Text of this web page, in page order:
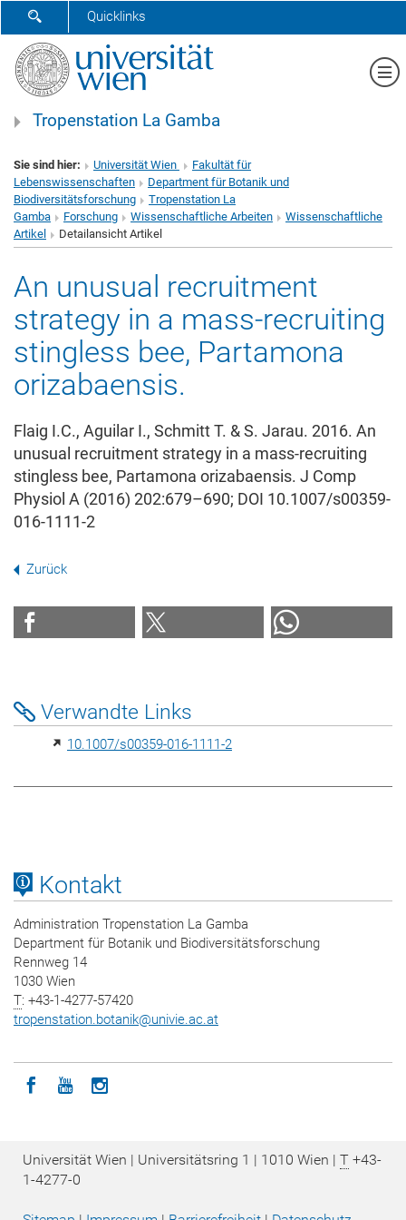
SUCHFORMULAR ÖFFNEN
Quicklinks
Tropenstation La Gamba
Sie sind hier: Universität Wien
Fakultät für
Lebenswissenschaften
Department für Botanik und
Biodiversitätsforschung
Tropenstation La
Gamba
Forschung Wissenschaftliche Arbeiten
Wissenschaftliche
Artikel
Detailansicht Artikel
An unusual recruitment
strategy in a mass‑recruiting
stingless bee, Partamona
orizabaensis.
Flaig I.C., Aguilar I., Schmitt T. & S. Jarau. 2016. An
unusual recruitment strategy in a mass‑recruiting
stingless bee, Partamona orizabaensis. J Comp
Physiol A (2016) 202:679–690; DOI 10.1007/s00359-
016-1111-2
Zurück
Verwandte Links
10.1007/s00359-016-1111-2
Kontakt
Administration Tropenstation La Gamba
Department für Botanik und Biodiversitätsforschung
Rennweg 14
1030 Wien
T: +43-1-4277-57420
tropenstation.botanik@univie.ac.at
Icon facebook
Icon youtube
Icon instagram
Universität Wien | Universitätsring 1 | 1010 Wien | T +43-
1-4277-0